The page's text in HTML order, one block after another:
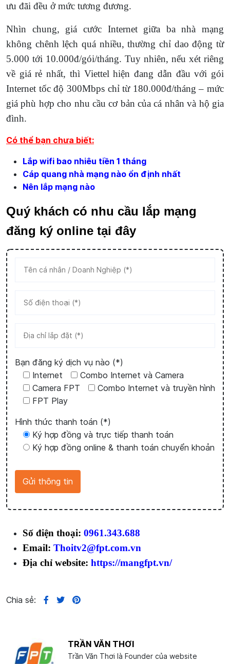
ưu đãi đều ở mức tương đương.
Nhìn chung, giá cước Internet giữa ba nhà mạng
không chênh lệch quá nhiều, thường chỉ dao động từ
5.000 tới 10.000đ/gói/tháng. Tuy nhiên, nếu xét riêng
về giá rẻ nhất, thì Viettel hiện đang dẫn đầu với gói
Internet tốc độ 300Mbps chỉ từ 180.000đ/tháng – mức
giá phù hợp cho nhu cầu cơ bản của cá nhân và hộ gia
đình.
Có thể bạn chưa biết:
Lắp wifi bao nhiêu tiền 1 tháng
Cáp quang nhà mạng nào ổn định nhất
Nên lắp mạng nào
Quý khách có nhu cầu lắp mạng
đăng ký online tại đây
Bạn đăng ký dịch vụ nào (*)
Internet
Combo Internet và Camera
Camera FPT
Combo Internet và truyền hình
FPT Play
Hình thức thanh toán (*)
Ký hợp đồng và trực tiếp thanh toán
Ký hợp đồng online & thanh toán chuyển khoản
Số điện thoại: 0961.343.688
Email: Thoitv2@fpt.com.vn
Địa chỉ website: https://mangfpt.vn/
Chia sẻ:
TRẦN VĂN THƠI
Trần Văn Thơi là Founder của website